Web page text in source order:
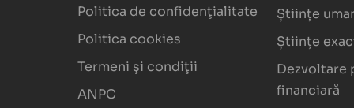
Politica de confidenţialitate
Politica cookies
Termeni şi condiţii
ANPC
Științe
Științe
Dezvoltare
financiară